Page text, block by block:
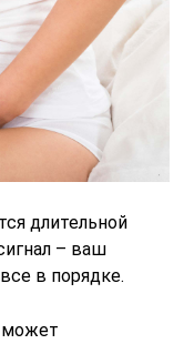
длительной
– ваш
в порядке.
может